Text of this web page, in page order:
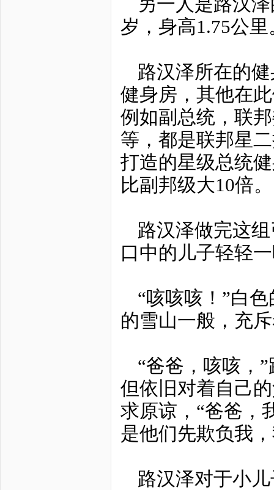
岁，身高1.75公里
路汉泽所在的
健身房，其他在
例如副总统，联
等，都是联邦星
打造的星级总统
比副邦级大10倍。
路汉泽做完这
口中的儿子轻轻
“咳咳咳！”白
的雪山一般，充
“爸爸，咳咳，
但依旧对着自己
求原谅，“爸爸，
是他们先欺负我
路汉泽对于小